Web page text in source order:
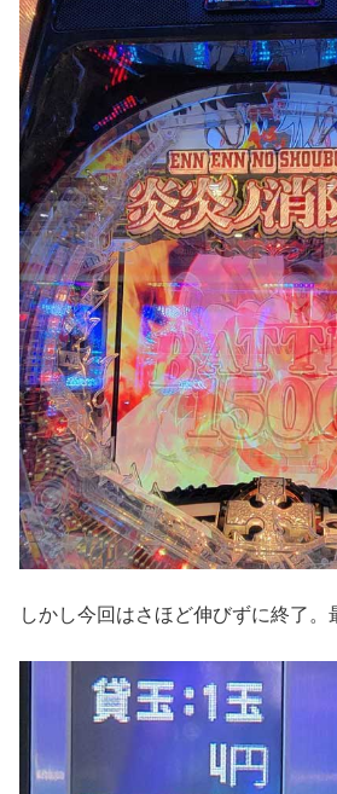
しかし今回はさほど伸びずに終了。